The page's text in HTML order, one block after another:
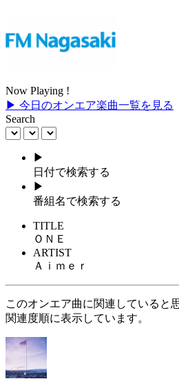
Now Playing !
▶ 今日のオンエア楽曲一覧を見る
Search
▶
日付で検索する
▶
番組名で検索する
TITLE
ＯＮＥ
ARTIST
Ａｉｍｅｒ
このオンエア曲に関連していると
関連度順に表示しています。